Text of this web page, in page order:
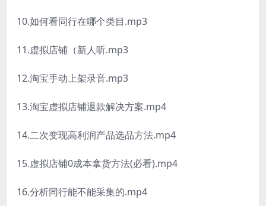
10.如何看同行在哪个类目.mp3
11.虚拟店铺（新人听.mp3
12.淘宝手动上架录音.mp3
13.淘宝虚拟店铺退款解决方案.mp4
14.二次变现高利润产品选品方法.mp4
15.虚拟店铺0成本拿货方法(必看).mp4
16.分析同行能不能采集的.mp4